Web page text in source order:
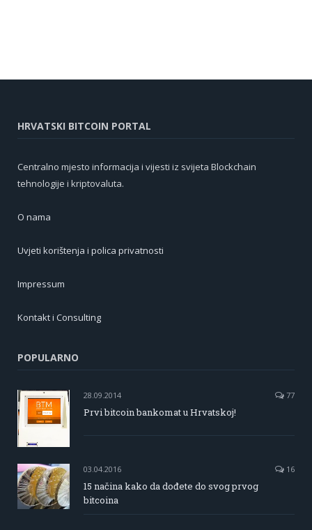
HRVATSKI BITCOIN PORTAL
Centralno mjesto informacija i vijesti iz svijeta Blockchain
tehnologije i kriptovaluta.
O nama
Uvjeti korištenja i polica privatnosti
Impressum
Kontakt i Consulting
POPULARNO
28.09.2014 77
Prvi bitcoin bankomat u Hrvatskoj!
03.04.2016 16
15 načina kako da dođete do svog prvog
bitcoina